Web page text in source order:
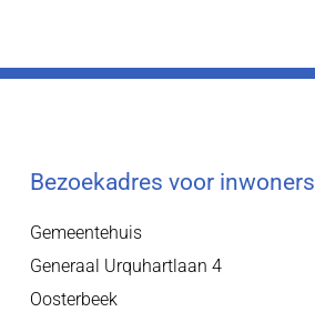
Bezoekadres voor inwoners
Gemeentehuis
Generaal Urquhartlaan 4
Oosterbeek